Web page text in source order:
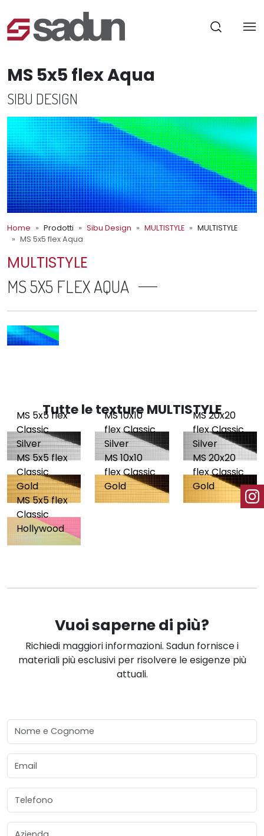
MS 5x5 flex Aqua
SIBU DESIGN
Home Prodotti Sibu Design MULTISTYLE
MULTISTYLE
MS 5x5 flex Aqua
MULTISTYLE
MS 5X5 FLEX AQUA
Tutte le texture MULTISTYLE
MS 5x5 flex
Classic
Silver
MS 10x10
flex Classic
Silver
MS 20x20
flex Classic
Silver
MS 5x5 flex
Classic
Gold
MS 10x10
flex Classic
Gold
MS 20x20
flex Classic
Gold
MS 5x5 flex
Classic
Hollywood
Vuoi saperne di più?
Richiedi maggiori informazioni. Sadun fornisce i
materiali più esclusivi per risolvere le esigenze più
attuali.
Nome e Cognome
Email
Telefono
Azienda